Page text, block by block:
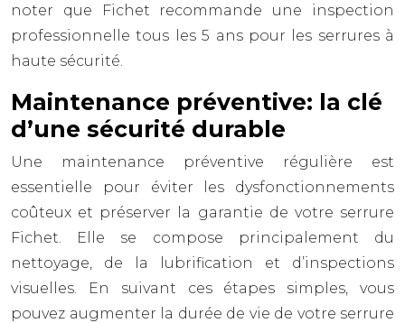
noter que Fichet recommande une inspection
professionnelle tous les 5 ans pour les serrures à
haute sécurité.
Maintenance préventive: la clé
d’une sécurité durable
Une maintenance préventive régulière est
essentielle pour éviter les dysfonctionnements
coûteux et préserver la garantie de votre serrure
Fichet. Elle se compose principalement du
nettoyage, de la lubrification et d’inspections
visuelles. En suivant ces étapes simples, vous
pouvez augmenter la durée de vie de votre serrure